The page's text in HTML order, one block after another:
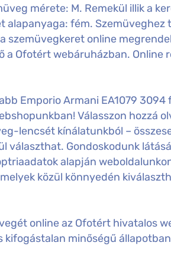
mérete: M. Remekül illik a
alapanyaga: fém. Szemüveghez
szemüvegkeret online
a Ofotért webáruházban. Online
Emporio Armani EA1079
Válasszon hozzá
lencsét kínálatunkból –
választhat. Gondoskodunk
alapján
közül könnyedén
online az Ofotért hivatalos
kifogástalan minőségű